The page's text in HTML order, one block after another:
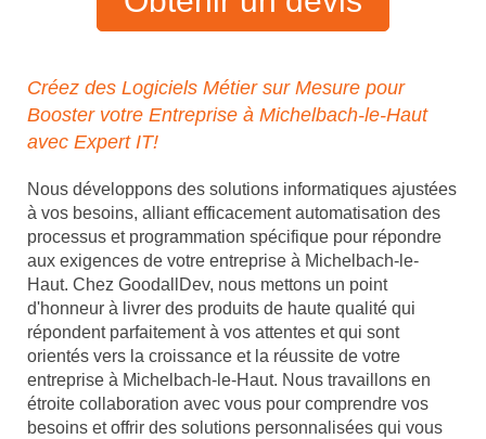
Créez des Logiciels Métier sur Mesure pour
Booster votre Entreprise à Michelbach-le-Haut
avec Expert IT!
Nous développons des solutions informatiques ajustées
à vos besoins, alliant efficacement automatisation des
processus et programmation spécifique pour répondre
aux exigences de votre entreprise à Michelbach-le-
Haut. Chez GoodallDev, nous mettons un point
d'honneur à livrer des produits de haute qualité qui
répondent parfaitement à vos attentes et qui sont
orientés vers la croissance et la réussite de votre
entreprise à Michelbach-le-Haut. Nous travaillons en
étroite collaboration avec vous pour comprendre vos
besoins et offrir des solutions personnalisées qui vous